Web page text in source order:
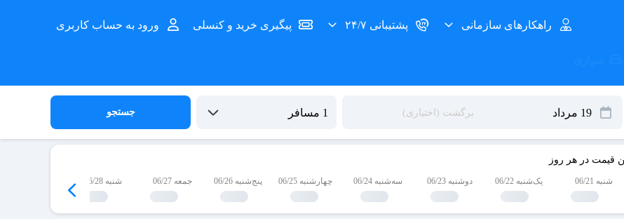
راهکارهای سازمانی پشتیبانی ۲۴/۷ پیگیری خرید و کنسلی ورود به حساب کاربری
جستجو
قیمت در هر روز
شنبه 06/21 یک‌شنبه 06/22 دوشنبه 06/23 سه‌شنبه 06/24 چهارشنبه 06/25 پنج‌شنبه 06/26 جمعه 06/27 شنبه 06/28